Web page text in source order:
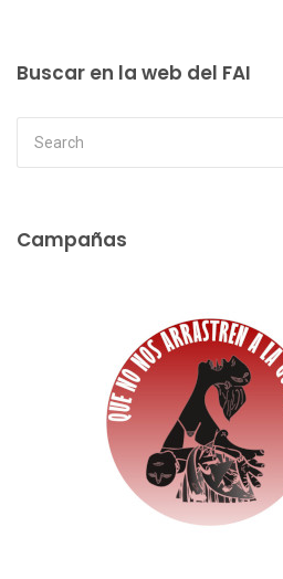
Buscar en la web del FAI
Campañas